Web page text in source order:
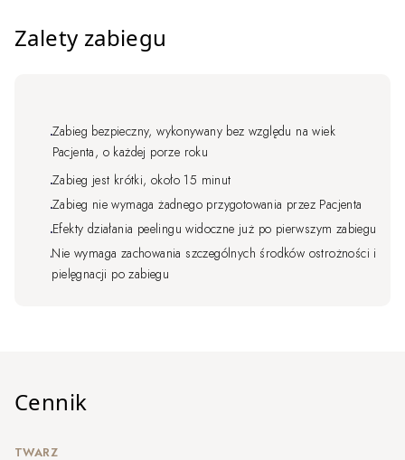
Zalety zabiegu
Zabieg bezpieczny, wykonywany bez względu na wiek
Pacjenta, o każdej porze roku
Zabieg jest krótki, około 15 minut
Zabieg nie wymaga żadnego przygotowania przez Pacjenta
Efekty działania peelingu widoczne już po pierwszym zabiegu
Nie wymaga zachowania szczególnych środków ostrożności i
pielęgnacji po zabiegu
Cennik
TWARZ